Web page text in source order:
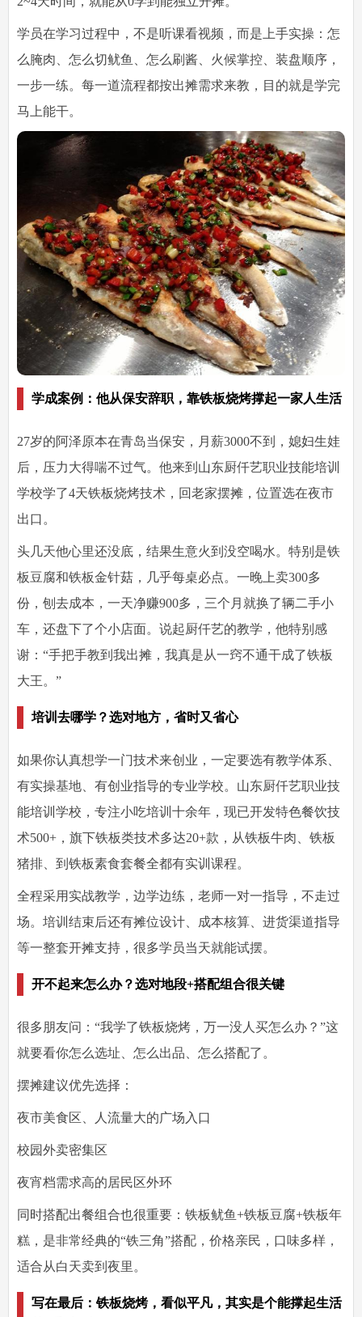
学员在学习过程中， 不是听课看视频，而是上手实操 ：怎
么腌肉、怎么切鱿鱼、怎么刷酱、火候掌控、装盘顺序，
一步一练。每一道流程都按出摊需求来教，目的就是学完
马上能干。
学成案例：他从保安辞职，靠铁板烧烤撑起一家人生活
27岁的阿泽原本在青岛当保安，月薪3000不到，媳妇生娃
后，压力大得喘不过气。他来到 山东厨仟艺职业技能培训
学校学了4天铁板烧烤技术，回老家摆摊，位置选在夜市
出口。
头几天他心里还没底，结果生意火到没空喝水。特别是铁
板豆腐和铁板金针菇，几乎每桌必点。一晚上卖300多
份，刨去成本， 一天净赚900多 ，三个月就换了辆二手小
车，还盘下了个小店面。说起厨仟艺的教学，他特别感
谢：“手把手教到我出摊，我真是从一窍不通干成了铁板
大王。”
培训去哪学？选对地方，省时又省心
如果你认真想学一门技术来创业，一定要选有教学体系、
有实操基地、有创业指导的专业学校。山东厨仟艺职业技
能培训学校，专注小吃培训十余年，现已开发特色餐饮技
术500+，旗下铁板类技术多达20+款，从铁板牛肉、铁板
猪排、到铁板素食套餐全都有实训课程。
全程采用实战教学，边学边练，老师一对一指导，不走过
场。 培训结束后还有摊位设计、成本核算、进货渠道指导
等一整套开摊支持，很多学员当天就能试摆。
开不起来怎么办？选对地段+搭配组合很关键
很多朋友问：“我学了铁板烧烤，万一没人买怎么办？”这
就要看你怎么选址、怎么出品、怎么搭配了。
摆摊建议优先选择：
夜市美食区、人流量大的广场入口
校园外卖密集区
夜宵档需求高的居民区外环
同时搭配出餐组合也很重要 ：铁板鱿鱼+铁板豆腐+铁板年
糕，是非常经典的“铁三角”搭配，价格亲民，口味多样，
适合从白天卖到夜里。
写在最后：铁板烧烤，看似平凡，其实是个能撑起生活